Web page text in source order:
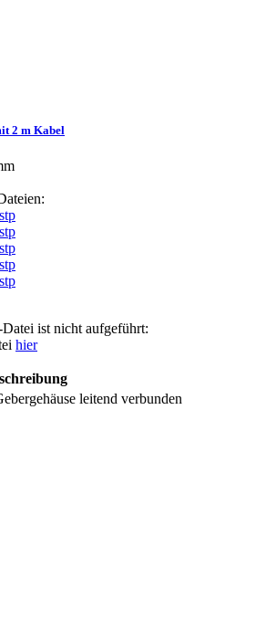
2 m Kabel
ist nicht aufgeführt:
hier
leitend verbunden